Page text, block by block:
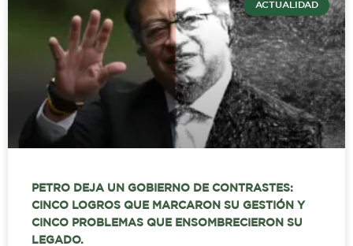
ACTUALIDAD
PETRO DEJA UN GOBIERNO DE CONTRASTES:
CINCO LOGROS QUE MARCARON SU GESTIÓN Y
CINCO PROBLEMAS QUE ENSOMBRECIERON SU
LEGADO.